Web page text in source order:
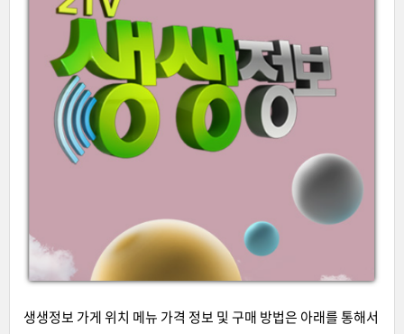
생생정보 가게 위치 메뉴 가격 정보 및 구매 방법은 아래를 통해서